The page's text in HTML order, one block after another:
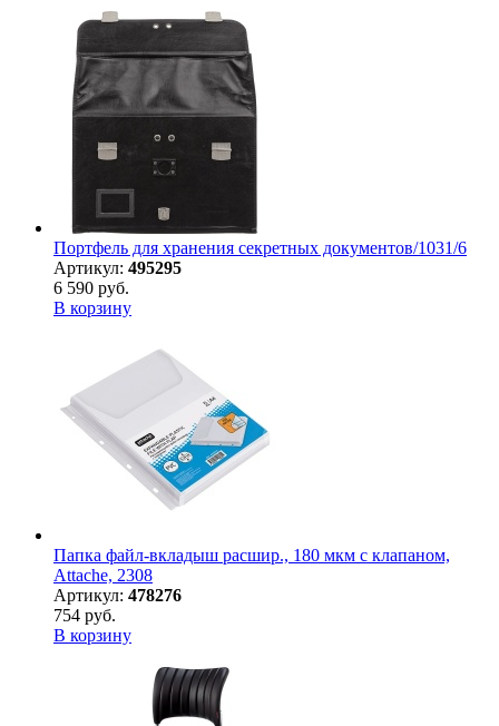
Портфель для хранения секретных документов/1031/6
Артикул: 495295
6 590 руб.
В корзину
Папка файл-вкладыш расшир., 180 мкм с клапаном,
Attache, 2308
Артикул: 478276
754 руб.
В корзину